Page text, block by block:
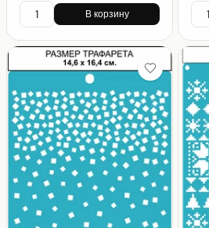
В корзину